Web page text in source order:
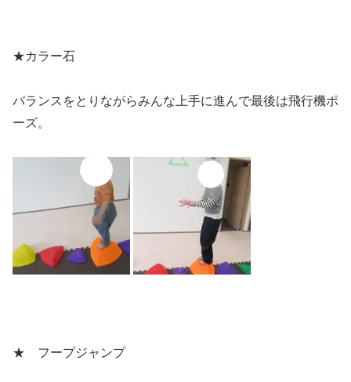
★カラー石
バランスをとりながらみんな上手に進んで最後は飛行機ポ
ーズ。
★ フープジャンプ